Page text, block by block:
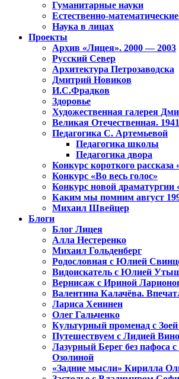
Гуманитарные науки
Естественно-
Наука в лицах
Проекты
Архив «Лицея». 2000 — 2003
Русский Север
Архитектура Петрозаводска
Дмитрий Новиков
И.С.Фрадков
Здоровье
Художественная галерея
Великая Отечественная.
Педагогика С. Артемьевой
Педагогика школы
Педагогика двора
Конкурс короткого рассказа
Конкурс «Во весь голос»
Конкурс новой драматургии
Каким мы помним август
Михаил Швейцер
Блоги
Блог Лицея
Алла Нестеренко
Михаил Гольденберг
Родословная с Юлией
Видоискатель с Юлией
Вернисаж с Ириной
Валентина Калачёва.
Лариса Хенинен
Олег Гальченко
Культурный променад с
Путешествуем с Лидией
Лазурный Берег без пафоса
Озолиной
«Задние мысли» Кирилла